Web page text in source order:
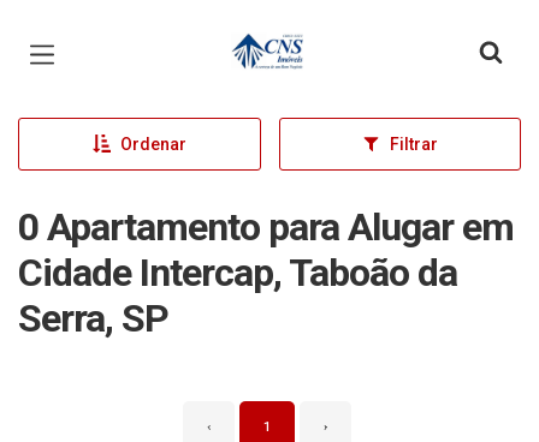
Página inicial
Ordenar Filtrar
0 Apartamento para Alugar em
Cidade Intercap, Taboão da
Serra, SP
‹ 1 ›